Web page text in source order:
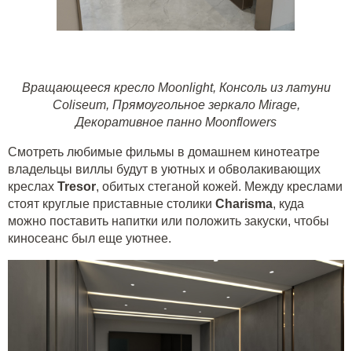
Вращающееся кресло Moonlight, Консоль из латуни
Coliseum, Прямоугольное зеркало Mirage,
Декоративное панно Moonflowers
Смотреть любимые фильмы в домашнем кинотеатре
владельцы виллы будут в уютных и обволакивающих
креслах Tresor, обитых стеганой кожей. Между креслами
стоят круглые приставные столики Charisma, куда
можно поставить напитки или положить закуски, чтобы
киносеанс был еще уютнее.